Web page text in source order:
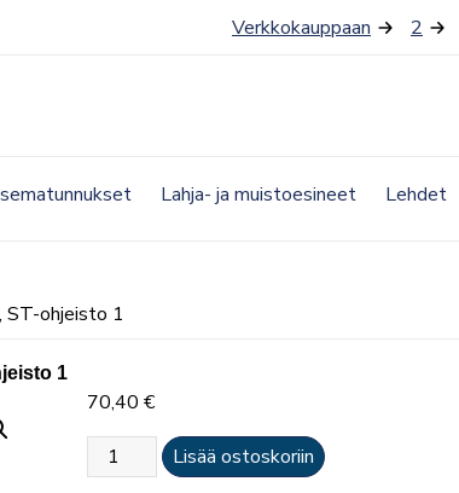
Verkkokauppaan 2
Lahja- ja muistoesineet Lehdet
ST-ohjeisto 1
1
70,40 €
Paloilmoittimen
suunnittelu,
Lisää ostoskoriin